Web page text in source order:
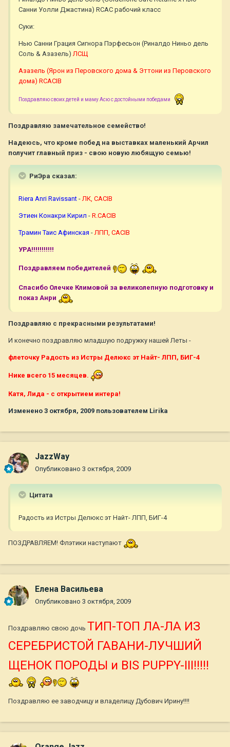
Санни Уолли Джастина) RCAC рабочий класс
Суки:
Нью Санни Грация Сигнора Пэрфесьон (Риналдо Ниньо дель
Соль & Азазель)ЛСЩ
Азазель (Ярон из Перовского дома & Эттони из Перовского
дома) RCACIB
Поздравляю своих детей и маму Асю с достойными победами
Поздравляю замечательное семейство!
Надеюсь, что кроме побед на выставках маленький Арчил
получит главный приз - свою новую любящую семью!
РиЭра сказал:
Riera Anri Ravissant -ЛК, CACIB
Этиен Конакри Кирил - R.CACIB
Трамин Таис Афинская -ЛПП, CACIB
УРА!!!!!!!!!!!
Поздравляем победителей
Спасибо Олечке Климовой за великолепную подготовку и
показ Анри
Поздравляю с прекрасными результатами!
И конечно поздравляю младшую подружку нашей Леты -
флеточку Радость из Истры Делюкс эт Найт- ЛПП, БИГ-4
Нике всего 15 месяцев.
Катя, Лида - с открытием интера!
Изменено 3 октября, 2009 пользователем Lirika
JazzWay
Опубликовано 3 октября, 2009
Цитата
Радость из Истры Делюкс эт Найт- ЛПП, БИГ-4
ПОЗДРАВЛЯЕМ! Флэтики наступают
Елена Васильева
Опубликовано 3 октября, 2009
Поздравляю свою дочь ТИП-ТОП ЛА-ЛА ИЗ
СЕРЕБРИСТОЙ ГАВАНИ-ЛУЧШИЙ
ЩЕНОК ПОРОДЫ и BIS PUPPY-III!!!!!
Поздравляю ее заводчицу и владелицу Дубович Ирину!!!!